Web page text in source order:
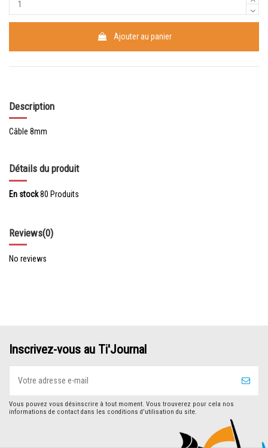
Ajouter au panier
Description
Câble 8mm
Détails du produit
En stock80 Produits
Reviews(0)
No reviews
Inscrivez-vous au Ti'Journal
Vous pouvez vous désinscrire à tout moment. Vous trouverez pour cela nos
informations de contact dans les conditions d'utilisation du site.